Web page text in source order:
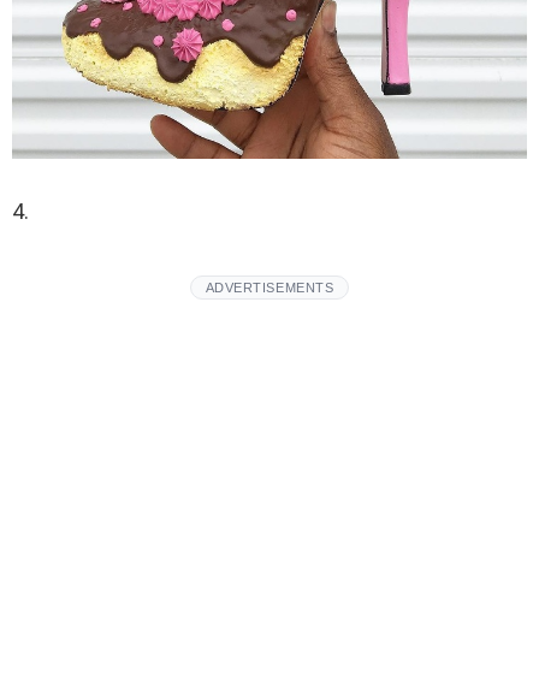
4.
ADVERTISEMENTS